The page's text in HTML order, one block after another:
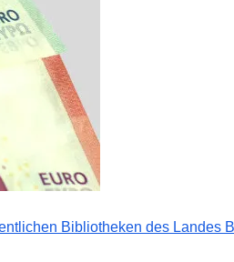
Bibliotheken des Landes